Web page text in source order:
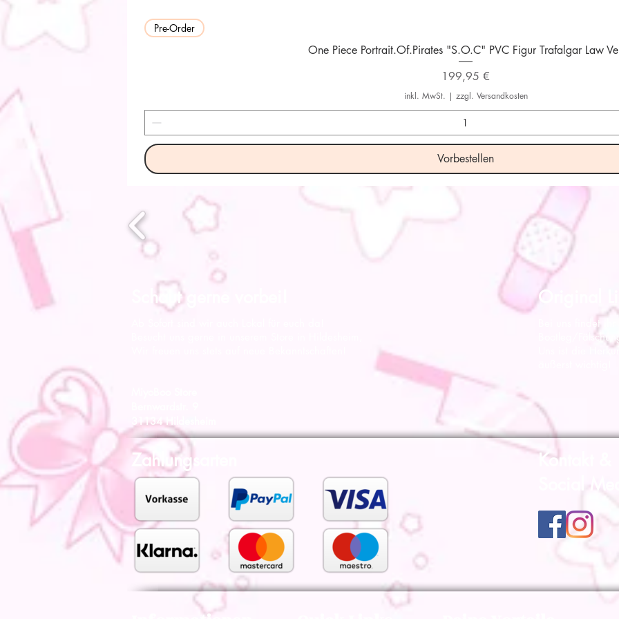
Pre-Order
One Piece Portrait.Of.Pirates "S.O.C" PVC Figur Trafalgar Law
Preis
199,95 €
inkl. MwSt. | zzgl. Versandkosten
Vorbestellen
Schaut gerne vorbei! Original
Bei uns findet
Bootleg/
Uns ist die
31134 Hildesheim
Zahlungsarten
Kontakt &